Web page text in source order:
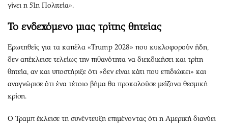
γίνει η 51η Πολιτεία».
Το ενδεχόμενο μιας τρίτης θητείας
Ερωτηθείς για τα καπέλα «Trump 2028» που κυκλοφορούν ήδη,
δεν απέκλεισε τελείως την πιθανότητα να διεκδικήσει και τρίτη
θητεία, αν και υποστήριξε ότι «δεν είναι κάτι που επιδιώκει» και
αναγνώρισε ότι ένα τέτοιο βήμα θα προκαλούσε μείζονα θεσμική
κρίση.
Ο Τραμπ έκλεισε τη συνέντευξη επιμένοντας ότι η Αμερική διανύει